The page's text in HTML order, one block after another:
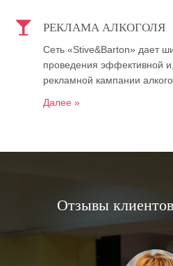
РЕКЛАМА АЛКОГОЛЯ
Сеть «Stive&Barton» дает
проведения эффективной
рекламной кампании
Далее »
Отзывы